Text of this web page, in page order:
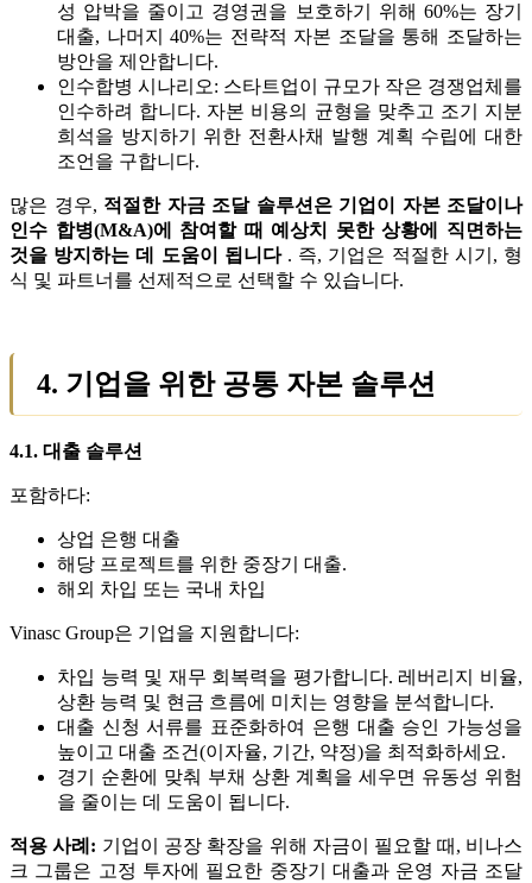
성 압박을 줄이고 경영권을 보호하기 위해 60%는 장기
대출, 나머지 40%는 전략적 자본 조달을 통해 조달하는
방안을 제안합니다.
인수합병 시나리오: 스타트업이 규모가 작은 경쟁업체를
인수하려 합니다. 자본 비용의 균형을 맞추고 조기 지분
희석을 방지하기 위한 전환사채 발행 계획 수립에 대한
조언을 구합니다.
많은 경우, 적절한 자금 조달 솔루션은 기업이 자본 조달이나
인수 합병(M&A)에 참여할 때 예상치 못한 상황에 직면하는
것을 방지하는 데 도움이 됩니다 . 즉, 기업은 적절한 시기, 형
식 및 파트너를 선제적으로 선택할 수 있습니다.
4. 기업을 위한 공통 자본 솔루션
4.1. 대출 솔루션
포함하다:
상업 은행 대출
해당 프로젝트를 위한 중장기 대출.
해외 차입 또는 국내 차입
Vinasc Group은 기업을 지원합니다:
차입 능력 및 재무 회복력을 평가합니다. 레버리지 비율,
상환 능력 및 현금 흐름에 미치는 영향을 분석합니다.
대출 신청 서류를 표준화하여 은행 대출 승인 가능성을
높이고 대출 조건(이자율, 기간, 약정)을 최적화하세요.
경기 순환에 맞춰 부채 상환 계획을 세우면 유동성 위험
을 줄이는 데 도움이 됩니다.
적용 사례: 기업이 공장 확장을 위해 자금이 필요할 때, 비나스
크 그룹은 고정 투자에 필요한 중장기 대출과 운영 자금 조달